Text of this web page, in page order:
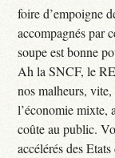
foire d’empoigne
accompagnés par
soupe est bonne
Ah la SNCF, le
nos malheurs,
l’économie mixte,
coûte au public.
accélérés des